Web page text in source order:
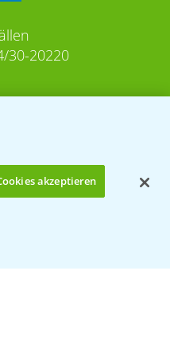
30-20220
akzeptieren